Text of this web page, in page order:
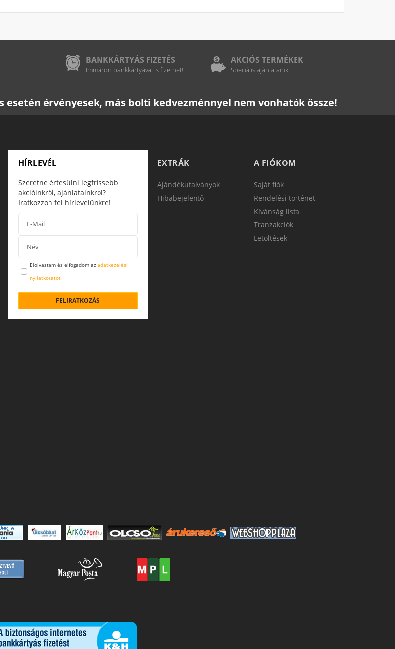
BANKKÁRTYÁS FIZETÉS
Immáron bankkártyával is fizethet!
AKCIÓS TERMÉKEK
Speciális ajánlataink
érvényesek, más bolti kedvezménnyel nem vonhatók össze!
HÍRLEVÉL
Szeretne értesülni legfrissebb
akcióinkról, ajánlatainkról?
Iratkozzon fel hírlevelünkre!
Elolvastam és elfogadom az adatkezelési
nyilatkozatot
FELIRATKOZÁS
EXTRÁK
Ajándékutalványok
Hibabejelentő
A FIÓKOM
Saját fiók
Rendelési történet
Kívánság lista
Tranzakciók
Letöltések